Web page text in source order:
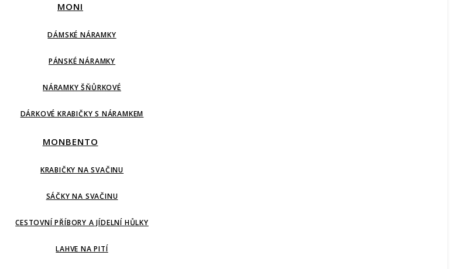
MONI
DÁMSKÉ NÁRAMKY
PÁNSKÉ NÁRAMKY
NÁRAMKY ŠŇŮRKOVÉ
DÁRKOVÉ KRABIČKY S NÁRAMKEM
MONBENTO
KRABIČKY NA SVAČINU
SÁČKY NA SVAČINU
CESTOVNÍ PŘÍBORY A JÍDELNÍ HŮLKY
LAHVE NA PITÍ